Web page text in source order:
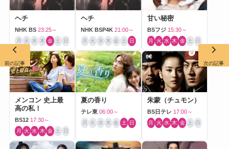
ヘチ
NHK BS 23:25～
月 火 水 木 金 土 日
ヘチ
NHK BSP4K 21:00～
月 火 水 木 金 土 日
甘い秘密
BSフジ 15:30～
月 火 水 木 金 土 日
メンコン 史上最
高の私！
BS12 17:30～
月 火 水 木 金 土 日
夏の香り
テレ東 06:00～
月 火 水 木 金 土 日
朱蒙（チュモン）
BS日テレ 17:00～
月 火 水 木 金 土 日
前の記事 次の記事